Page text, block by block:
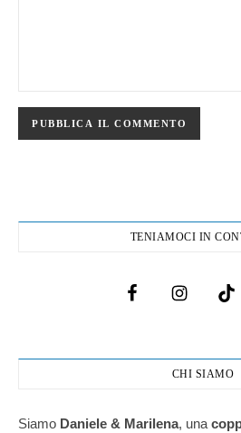
TENIAMOCI IN
CHI SIAMO
Siamo Daniele & Marilena, una